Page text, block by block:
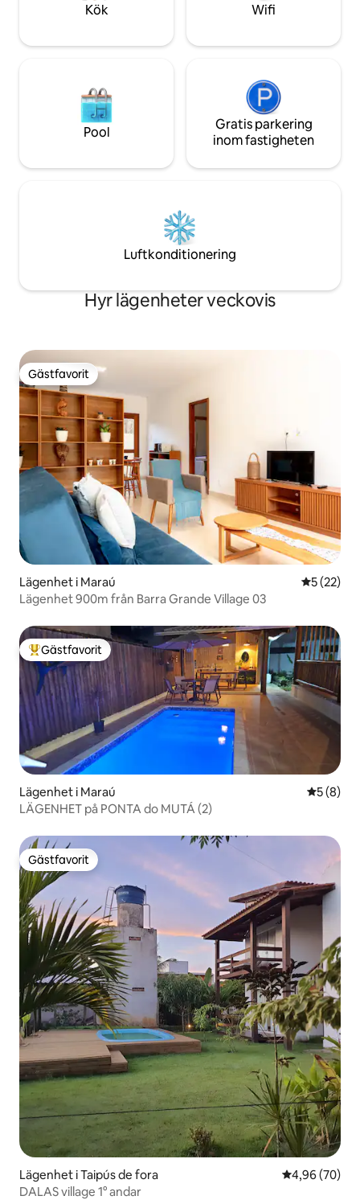
Kök Wifi
Pool
Gratis parkering
inom fastigheten
Luftkonditionering
Hyr lägenheter veckovis
Gästfavorit
Gästfavorit
Lägenhet i Maraú 5 av 5 i
5 (22)
Lägenhet 900m från Barra Grande Village 03
Populär gästfavorit
Gästfavorit
Lägenhet i Maraú 5 av 5 i
5 (8)
LÄGENHET på PONTA do MUTÁ (2)
Gästfavorit
Gästfavorit
Lägenhet i Taipús de fora 4,96 av 5 i
4,96 (70)
DALAS village 1° andar